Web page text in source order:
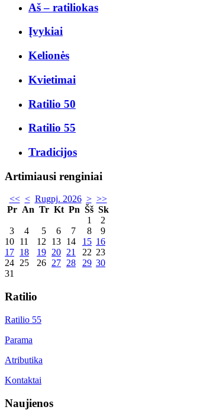
Aš – ratiliokas
Įvykiai
Kelionės
Kvietimai
Ratilio 50
Ratilio 55
Tradicijos
Artimiausi renginiai
<< < Rugpj. 2026 > >>
Pr An Tr Kt Pn Šš Sk
1
2
3
4 5 6 7 8
9
10 11 12 13 14 15 16
17 18 19 20 21 22 23
24 25 26 27 28 29 30
31
Ratilio
Ratilio 55
Parama
Atributika
Kontaktai
Naujienos